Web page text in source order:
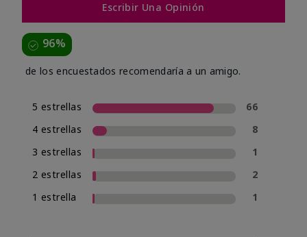
Escribir Una Opinión
96%
de los encuestados recomendaría a un amigo.
5 estrellas
66
4 estrellas
8
3 estrellas
1
2 estrellas
2
1 estrella
1